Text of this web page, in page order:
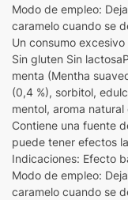
Modo de empleo:
caramelo cuando se
Un consumo
Sin gluten Sin
menta (Mentha
(0,4 %), sorbitol,
mentol, aroma
Contiene una fuente
puede tener efectos
Indicaciones: Efecto
Modo de empleo:
caramelo cuando se